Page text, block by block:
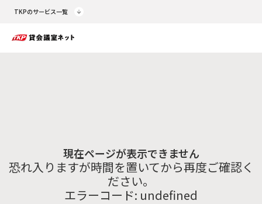
TKPのサービス一覧
現在ページが表示できません
恐れ入りますが時間を置いてから再度ご確認く
ださい。
エラーコード: undefined